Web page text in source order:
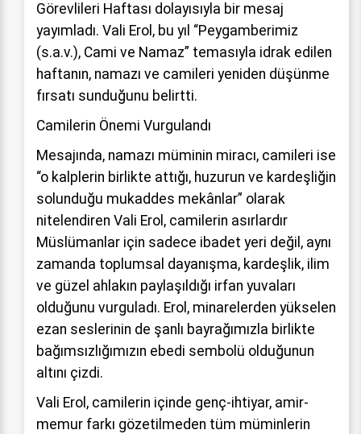
Görevlileri Haftası dolayısıyla bir mesaj
yayımladı. Vali Erol, bu yıl “Peygamberimiz
(s.a.v.), Cami ve Namaz” temasıyla idrak edilen
haftanın, namazı ve camileri yeniden düşünme
fırsatı sunduğunu belirtti.
Camilerin Önemi Vurgulandı
Mesajında, namazı müminin miracı, camileri ise
“o kalplerin birlikte attığı, huzurun ve kardeşliğin
solunduğu mukaddes mekânlar” olarak
nitelendiren Vali Erol, camilerin asırlardır
Müslümanlar için sadece ibadet yeri değil, aynı
zamanda toplumsal dayanışma, kardeşlik, ilim
ve güzel ahlakın paylaşıldığı irfan yuvaları
olduğunu vurguladı. Erol, minarelerden yükselen
ezan seslerinin de şanlı bayrağımızla birlikte
bağımsızlığımızın ebedi sembolü olduğunun
altını çizdi.
Vali Erol, camilerin içinde genç-ihtiyar, amir-
memur farkı gözetilmeden tüm müminlerin